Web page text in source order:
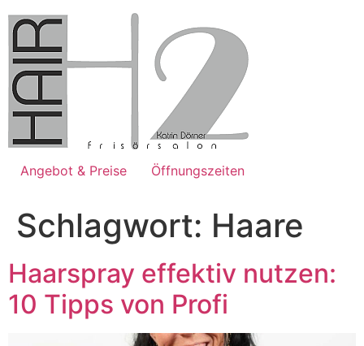
Inhalt
springen
Angebot & Preise Öffnungszeiten
Schlagwort: Haare
Haarspray effektiv nutzen:
10 Tipps von Profi